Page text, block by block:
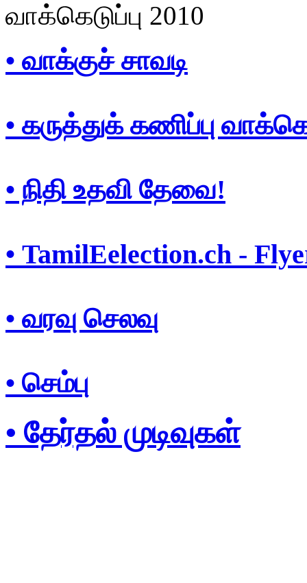
வாக்கெடுப்பு 2010
• வாக்குச் சாவடி
• கருத்துக் கணிப்பு
• நிதி உதவி தேவை!
• TamilEelection.ch -
• வரவு செலவு
• செம்பு
• தேர்தல் முடிவுகள்